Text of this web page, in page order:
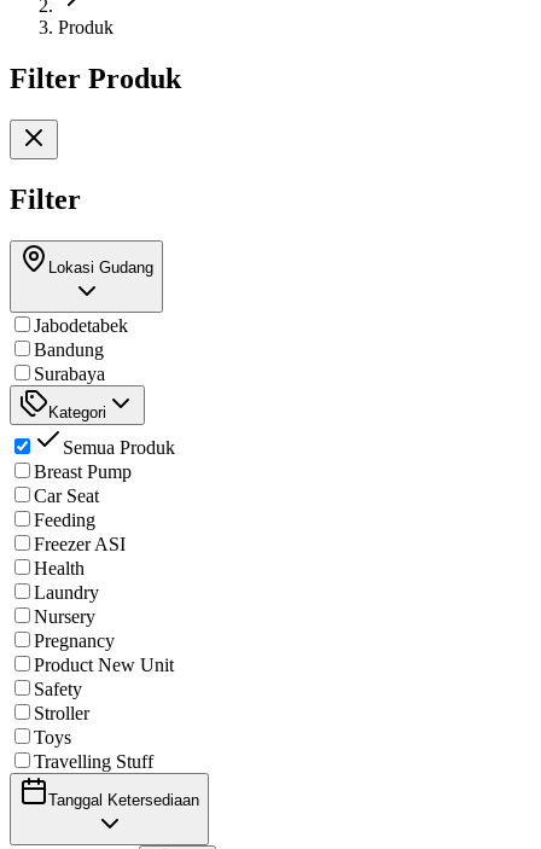
Produk
Filter Produk
Filter
Lokasi Gudang
Jabodetabek
Bandung
Surabaya
Kategori
Semua Produk
Breast Pump
Car Seat
Feeding
Freezer ASI
Health
Laundry
Nursery
Pregnancy
Product New Unit
Safety
Stroller
Toys
Travelling Stuff
Tanggal Ketersediaan